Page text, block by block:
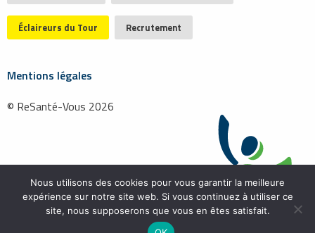
Éclaireurs du Tour Recrutement
Mentions légales
© ReSanté-Vous 2026
Nous utilisons des cookies pour vous garantir la meilleure
expérience sur notre site web. Si vous continuez à utiliser ce
site, nous supposerons que vous en êtes satisfait.